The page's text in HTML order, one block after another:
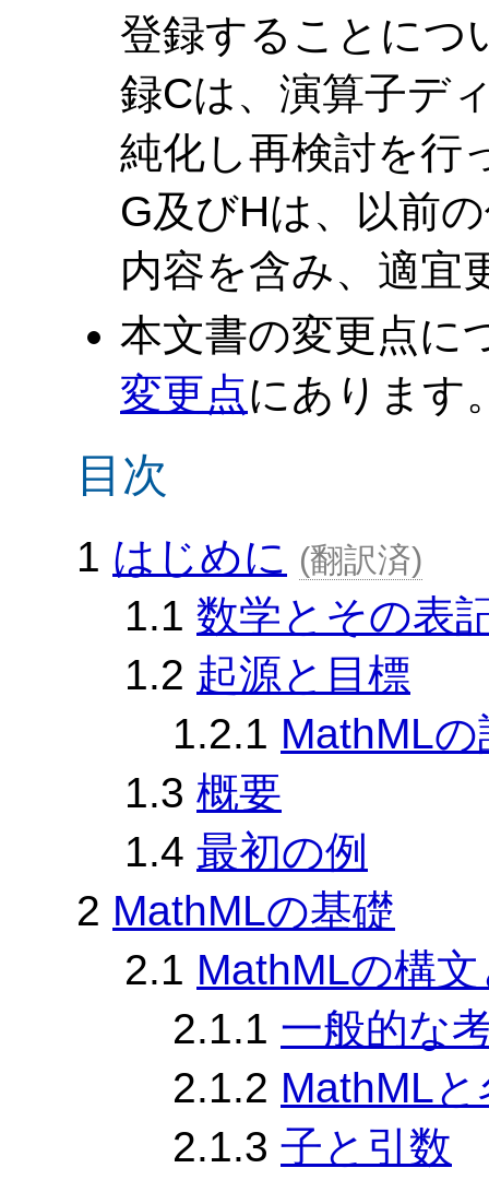
登録することにつ
録Cは、演算子デ
純化し再検討を行
G及びHは、以前
内容を含み、適宜
本文書の変更点に
変更点にあります
目次
1 はじめに 翻訳済
1.1 数学とその表
1.2 起源と目標
1.2.1 MathML
1.3 概要
1.4 最初の例
2 MathMLの基礎
2.1 MathMLの構
2.1.1 一般的な
2.1.2 MathML
2.1.3 子と引数